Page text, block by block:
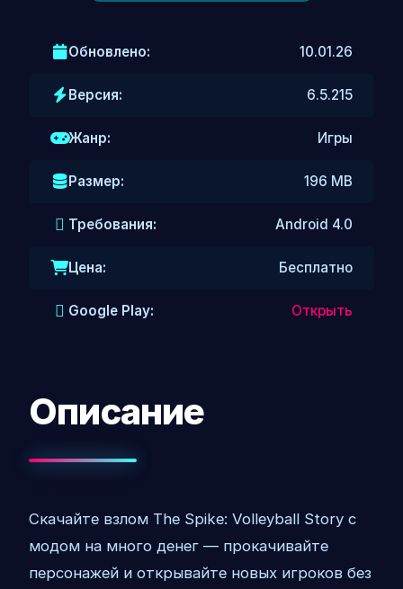
Файтинги
RPG
Платформеры
Раннеры
Выживание
Tower Defense
Пиксельные
Казуальные
FNAF
Обновлено: 10.01.26
Версия: 6.5.215
Жанр: Игры
Размер: 196 MB
Требования: Android 4.0
Цена: Бесплатно
Google Play: Открыть
Описание
Скачайте взлом The Spike: Volleyball Story с
модом на много денег — прокачивайте
персонажей и открывайте новых игроков без